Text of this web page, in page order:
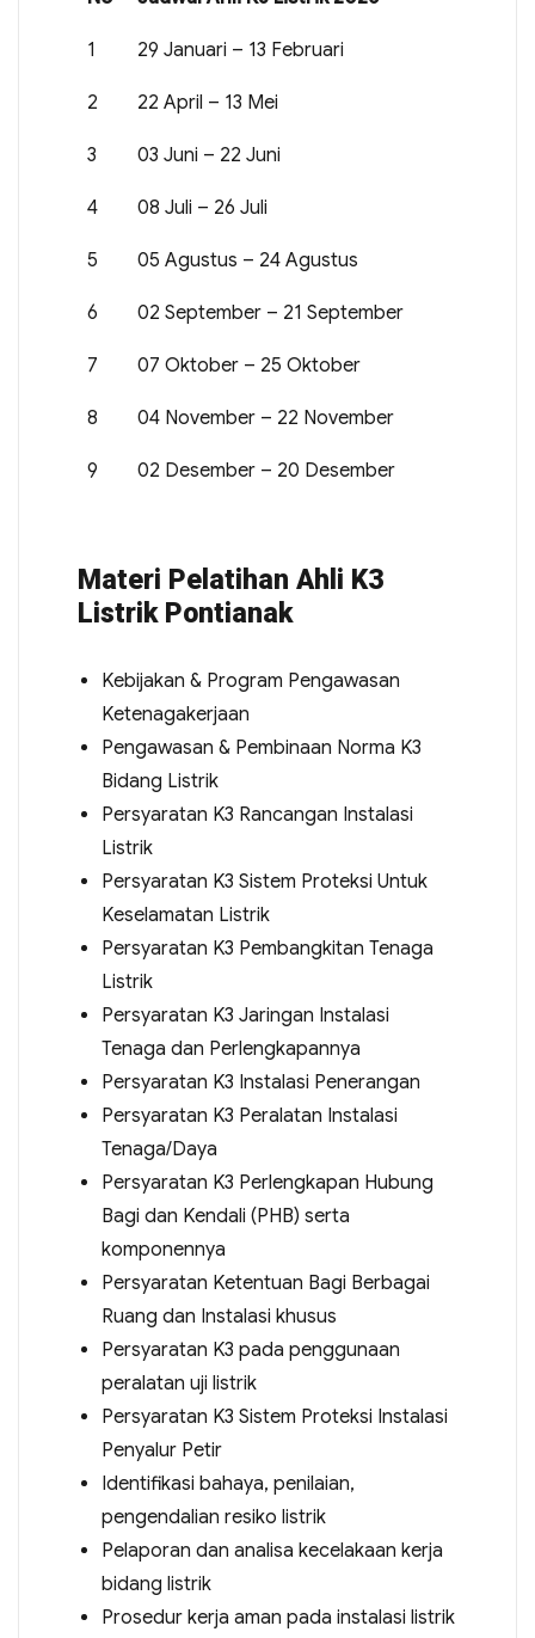
1 29 Januari – 13 Februari
2 22 April – 13 Mei
3 03 Juni – 22 Juni
4 08 Juli – 26 Juli
5 05 Agustus – 24 Agustus
6 02 September – 21 September
7 07 Oktober – 25 Oktober
8 04 November – 22 November
9 02 Desember – 20 Desember
Materi Pelatihan Ahli K3
Listrik Pontianak
Kebijakan & Program Pengawasan
Ketenagakerjaan
Pengawasan & Pembinaan Norma K3
Bidang Listrik
Persyaratan K3 Rancangan Instalasi
Listrik
Persyaratan K3 Sistem Proteksi Untuk
Keselamatan Listrik
Persyaratan K3 Pembangkitan Tenaga
Listrik
Persyaratan K3 Jaringan Instalasi
Tenaga dan Perlengkapannya
Persyaratan K3 Instalasi Penerangan
Persyaratan K3 Peralatan Instalasi
Tenaga/Daya
Persyaratan K3 Perlengkapan Hubung
Bagi dan Kendali (PHB) serta
komponennya
Persyaratan Ketentuan Bagi Berbagai
Ruang dan Instalasi khusus
Persyaratan K3 pada penggunaan
peralatan uji listrik
Persyaratan K3 Sistem Proteksi Instalasi
Penyalur Petir
Identifikasi bahaya, penilaian,
pengendalian resiko listrik
Pelaporan dan analisa kecelakaan kerja
bidang listrik
Prosedur kerja aman pada instalasi listrik